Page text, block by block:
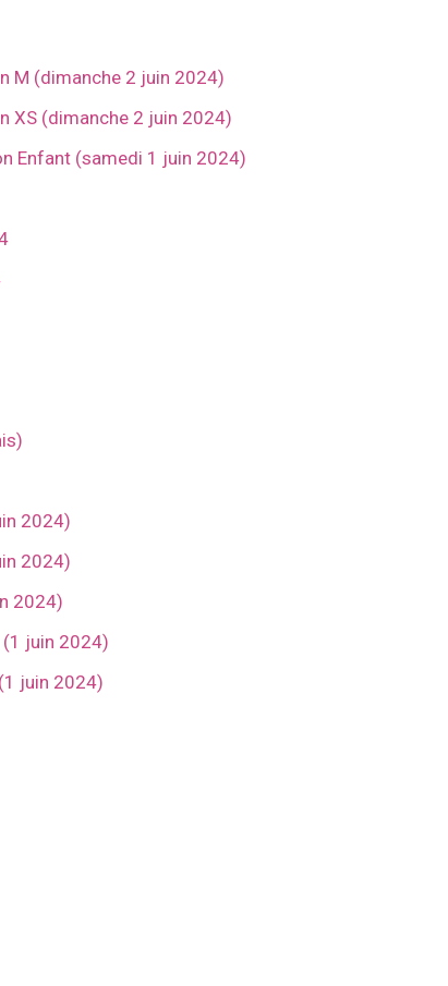
M (dimanche 2 juin 2024)
XS (dimanche 2 juin 2024)
Enfant (samedi 1 juin 2024)
2024)
2024)
2024)
juin 2024)
juin 2024)